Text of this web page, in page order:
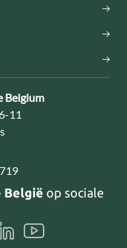
Belgium
11
België op sociale
Volg
ons
Volg
ons